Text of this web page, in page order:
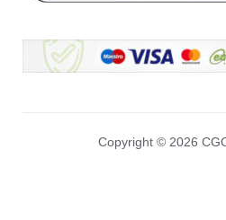
Copyright © 2026